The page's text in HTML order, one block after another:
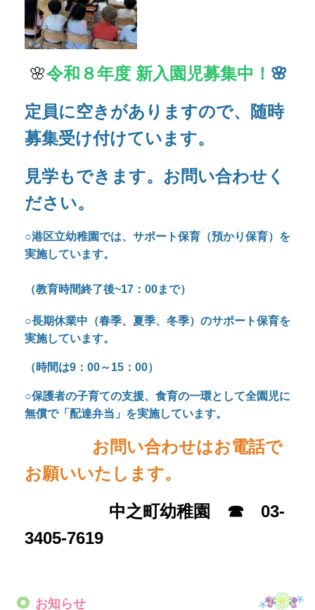
ださい。
○港区立幼稚園では、サポート保育（預かり保育）を
○長期休業中（春季、夏季、冬季）のサポート保育を
実施しています。
（時間は9：00～15：00）
○保護者の子育ての支援、食育の一環として全園児に
お問い合わせはお電話で
お願いいたします。
中之町幼稚園 ☎ 03-
3405-7619
お知らせ
「とうきょうすくわくプログラム」活動報告
「とうきょうすくわくプログラム」とは、全ての乳
探求心（わくわく）」を応援する幼保共通のプログ
ラムで、乳幼児の豊かな心の育ちをサポートするた